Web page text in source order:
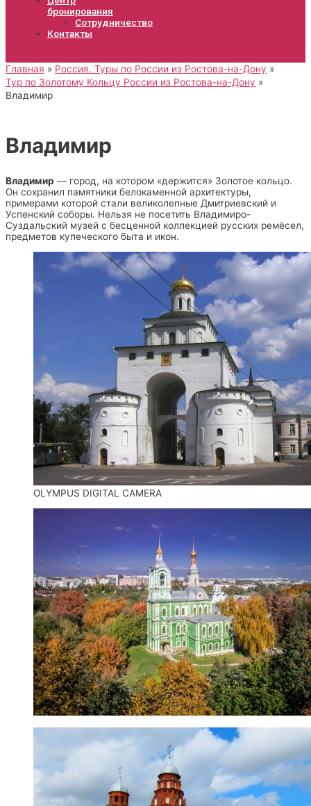
бронирования
Сотрудничество
Контакты
Главная
Россия. Туры по России из Ростова-на-Дону
Тур по Золотому Кольцу России из Ростова-на-Дону
Владимир
Владимир
Владимир — город, на котором «держится» Золотое кольцо.
Он сохранил памятники белокаменной архитектуры,
примерами которой стали великолепные Дмитриевский и
Успенский соборы. Нельзя не посетить Владимиро-
Суздальский музей с бесценной коллекцией русских ремёсел,
предметов купеческого быта и икон.
OLYMPUS DIGITAL CAMERA